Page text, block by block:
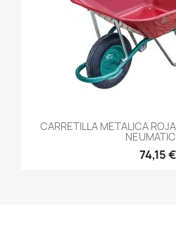
CARRETILLA METALICA
74,15 €